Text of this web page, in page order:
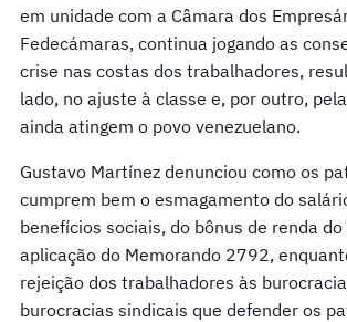
em unidade com a Câmara dos
Fedecámaras, continua jogando as
crise nas costas dos trabalhadores,
lado, no ajuste à classe e, por outro,
ainda atingem o povo venezuelano.
Gustavo Martínez denunciou como os
cumprem bem o esmagamento do
benefícios sociais, do bônus de renda
aplicação do Memorando 2792,
rejeição dos trabalhadores às
burocracias sindicais que defender os